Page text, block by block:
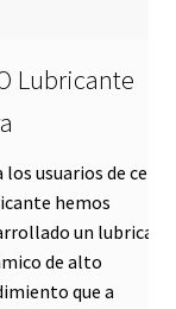
Lubricante
los usuarios de cera
hemos
un
de alto
que a